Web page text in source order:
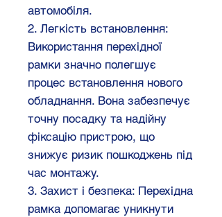
автомобіля.
2. Легкість встановлення:
Використання перехідної
рамки значно полегшує
процес встановлення нового
обладнання. Вона забезпечує
точну посадку та надійну
фіксацію пристрою, що
знижує ризик пошкоджень під
час монтажу.
3. Захист і безпека: Перехідна
рамка допомагає уникнути